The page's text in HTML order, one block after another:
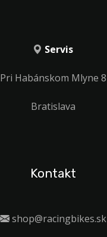
Servis
Pri Habánskom Mlyne 8
Bratislava
Kontakt
shop@racingbikes.sk